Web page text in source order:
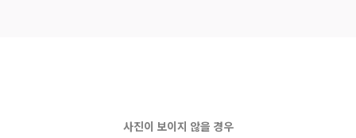
사진이 보이지 않을 경우